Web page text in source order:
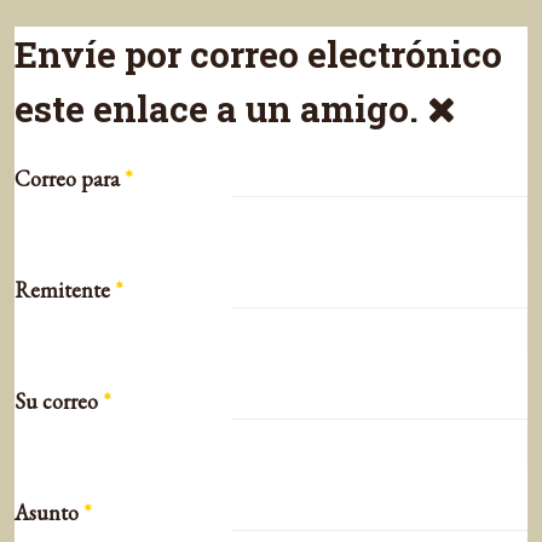
Envíe por correo electrónico
este enlace a un amigo.
Correo para*
Remitente *
Su correo *
Asunto *